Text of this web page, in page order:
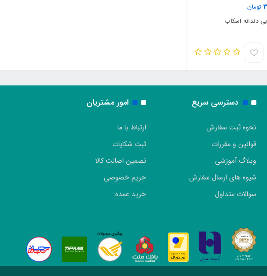
تومان
دندانه اسکاب
دسترسی سریع
نحوه ثبت سفارش
قوانین و مقررات
وبلاگ آموزشی
شیوه های ارسال سفارش
سوالات متداول
امور مشتریان
ارتباط با ما
ثبت شکایات
تضمین اصالت کالا
حریم خصوصی
خرید عمده